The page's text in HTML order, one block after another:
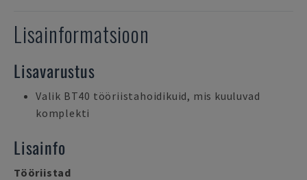
Lisainformatsioon
Lisavarustus
Valik BT40 tööriistahoidikuid, mis kuuluvad
komplekti
Lisainfo
Tööriistad